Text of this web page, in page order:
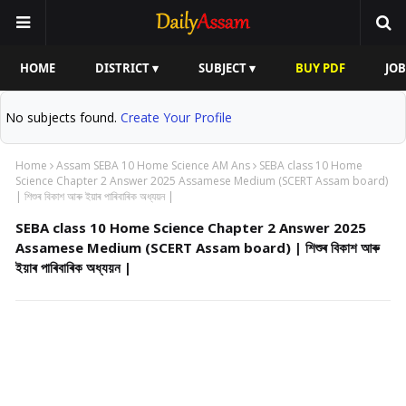
HOME DISTRICT ▾ SUBJECT ▾ BUY PDF
No subjects found. Create Your Profile
Home Assam SEBA 10 Home Science AM Ans
SEBA class 10 Home
Science Chapter 2 Answer 2025 Assamese Medium (SCERT Assam board)
| শিশুৰ বিকাশ আৰু ইয়াৰ পাৰিবাৰিক অধ্যয়ন |
SEBA class 10 Home Science Chapter 2 Answer 2025
Assamese Medium (SCERT Assam board) | শিশুৰ বিকাশ আৰু
ইয়াৰ পাৰিবাৰিক অধ্যয়ন |